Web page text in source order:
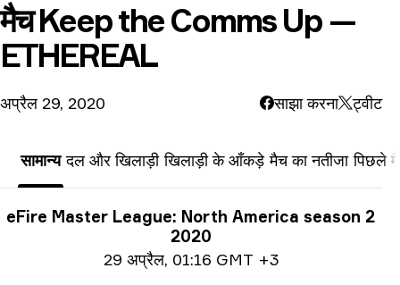
मैच Keep the Comms Up —
ETHEREAL
अप्रैल 29, 2020 साझा करना ट्वीट
सामान्य दल और खिलाड़ी खिलाड़ी के आँकड़े मैच का नतीजा पिछले
प्रतियोगिता से जुड़ी जानकारी
eFire Master League: North America season 2
2020
29 अप्रैल, 01:16 GMT +3